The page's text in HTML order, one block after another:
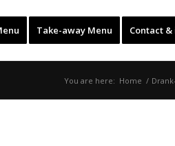
Take-away Menu Contact
You are here: Home /